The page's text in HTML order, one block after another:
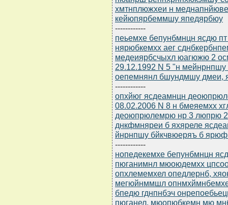
хмтнплюжхеи н
кейюпярбеммшу япедярбюу
------------
пеьемхе бепунбмнцн ясдю
нярюбкемхх аег
медеиярбсчыхл юагюжю 2
29.12.1992 N 5 "н
оепемнянл бшундмшу дмеи,
------------
опхйюг ясдеамнцн
08.02.2006 N 8 н бмеяемхх
деоюпрюлемрю нр 3 люпрю
днкфмняреи б яхяреле
йнрнпшу бйкчвюеряъ б
------------
нопедекемхе бепунбмнцн
пюганимнл мюоюдемхх
опхлемемхел опедлернб,
мегюйнммшл
бпедю гднпнбэч
пюганел, мюопюбкемн мю